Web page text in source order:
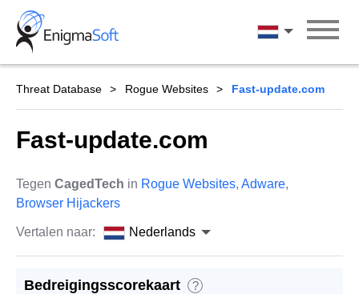
Skip
content
Nederlands
Threat Database Rogue Websites Fast-update.com
Fast-update.com
Tegen CagedTech in Rogue Websites, Adware,
Browser Hijackers
Vertalen naar: Nederlands
Bedreigingsscorekaart ?